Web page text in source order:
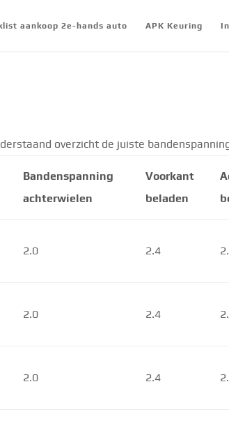
aankoop 2e-hands auto APK Keuring
overzicht de juiste
Bandenspanning
achterwielen
Voorkant
beladen
2.0 2.4
2.0 2.4
2.0 2.4